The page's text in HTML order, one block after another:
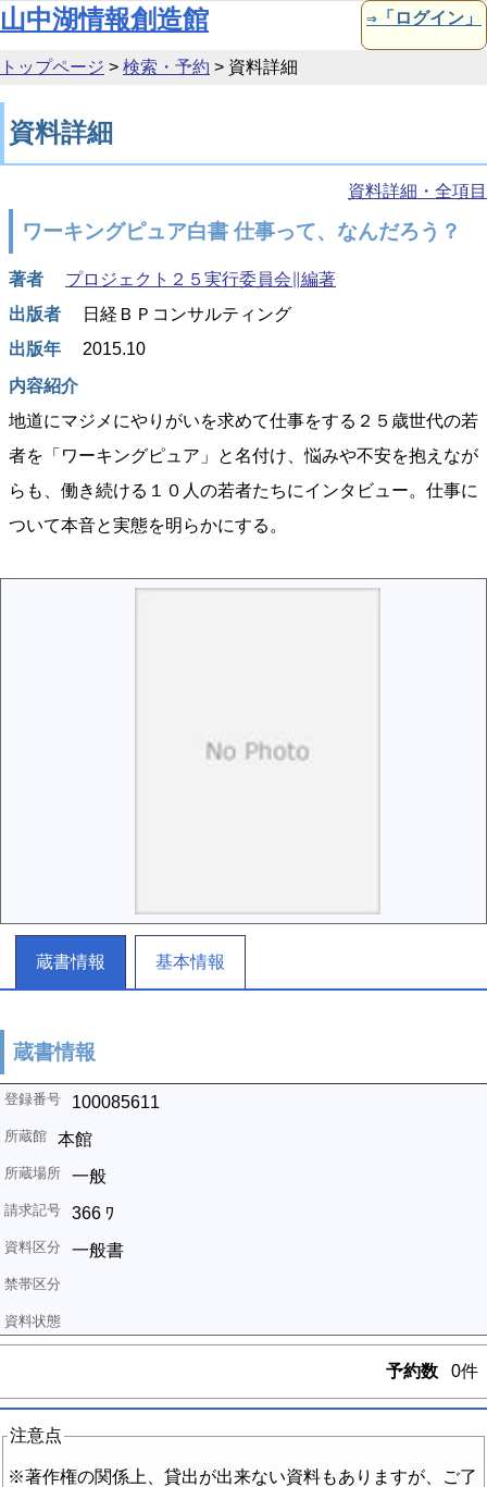
本文へ移動
山中湖情報創造館 ⇒「ログイン」
トップページ > 検索・予約 > 資料詳細
資料詳細
資料詳細・全項目
ワーキングピュア白書 仕事って、なんだろう？
著者
プロジェクト２５実行委員会∥編著
出版者
日経ＢＰコンサルティング
出版年
2015.10
内容紹介
地道にマジメにやりがいを求めて仕事をする２５歳世代の若
者を「ワーキングピュア」と名付け、悩みや不安を抱えなが
らも、働き続ける１０人の若者たちにインタビュー。仕事に
ついて本音と実態を明らかにする。
蔵書情報 基本情報
蔵書情報
100085611
本館
一般
366 ﾜ
一般書
予約数 0件
注意点
※著作権の関係上、貸出が出来ない資料もありますが、ご了